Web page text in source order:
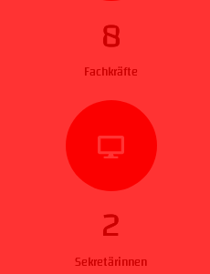
8
Fachkräfte
2
Sekretärinnen